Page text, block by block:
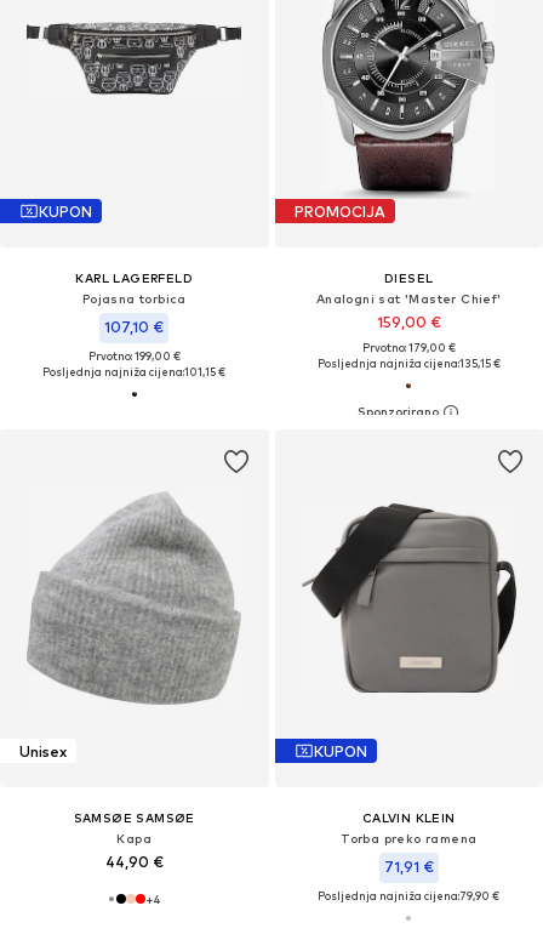
KUPON
KARL LAGERFELD
Pojasna torbica
107,10 €
Prvotno: 199,00 €
Posljednja najniža cijena:101,15 €
PROMOCIJA
DIESEL
Analogni sat 'Master Chief'
159,00 €
Prvotno: 179,00 €
Posljednja najniža cijena:135,15 €
Unisex
SAMSØE SAMSØE
Kapa
44,90 €
+4
KUPON
CALVIN KLEIN
Torba preko ramena
71,91 €
Posljednja najniža cijena:79,90 €